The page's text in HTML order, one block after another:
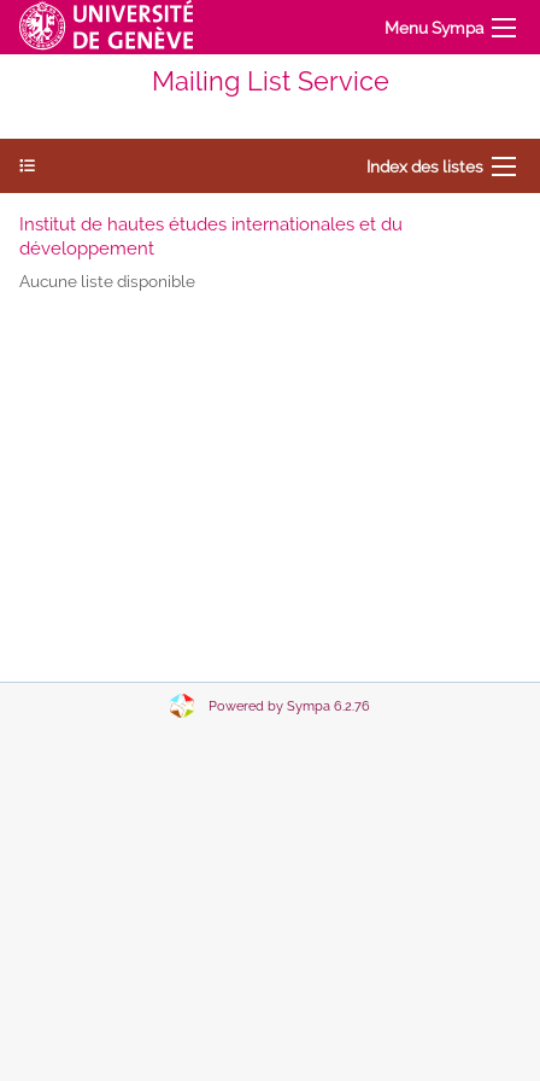
Menu Sympa
Mailing List Service
Index des listes
Institut de hautes études internationales et du
développement
Aucune liste disponible
Powered by Sympa 6.2.76